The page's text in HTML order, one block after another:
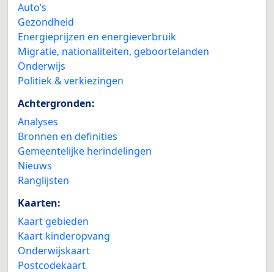
Auto’s
Gezondheid
Energieprijzen en energieverbruik
Migratie, nationaliteiten, geboortelanden
Onderwijs
Politiek & verkiezingen
Achtergronden:
Analyses
Bronnen en definities
Gemeentelijke herindelingen
Nieuws
Ranglijsten
Kaarten:
Kaart gebieden
Kaart kinderopvang
Onderwijskaart
Postcodekaart